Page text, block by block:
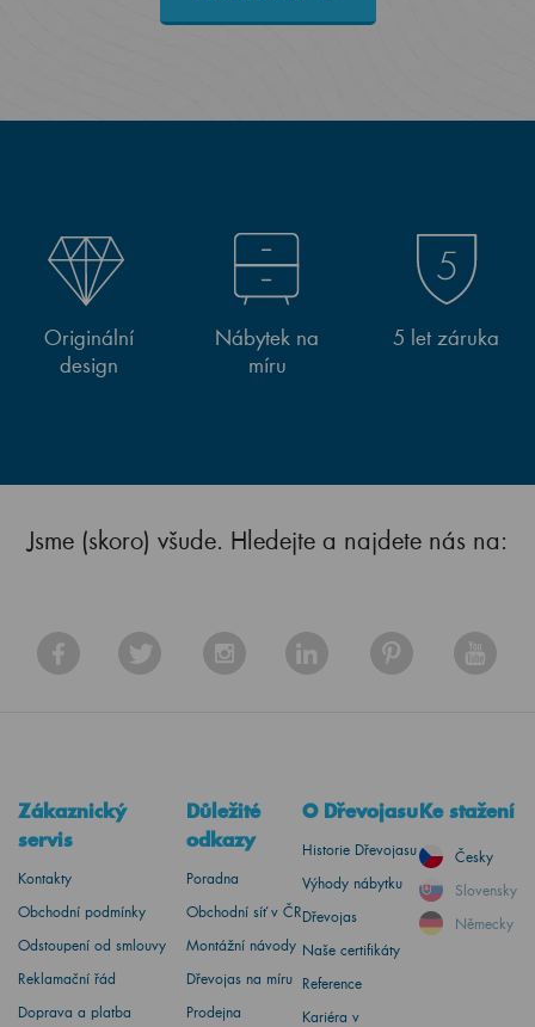
Originální
design
Nábytek na
míru
5 let záruka
Jsme (skoro) všude. Hledejte a najdete nás na:
Zákaznický
servis
Kontakty
Obchodní podmínky
Odstoupení od smlouvy
Reklamační řád
Doprava a platba
Důležité
odkazy
Poradna
Obchodní síť v ČR
Montážní návody
Dřevojas na míru
Prodejna
O Dřevojasu
Historie Dřevojasu
Výhody nábytku
Dřevojas
Naše certifikáty
Reference
Kariéra v
Ke stažení
Česky
Slovensky
Německy